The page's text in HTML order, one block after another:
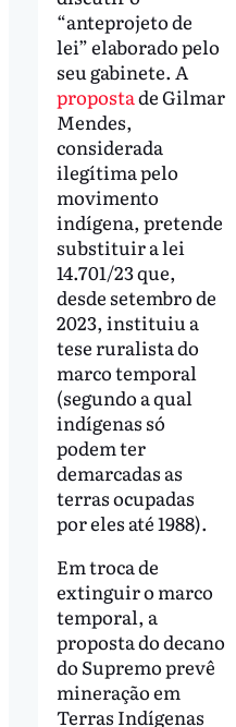
“anteprojeto de
lei” elaborado pelo
seu gabinete. A
propostade Gilmar
Mendes,
considerada
ilegítima pelo
movimento
indígena, pretende
substituir a lei
14.701/23 que,
desde setembro de
2023, instituiu a
tese ruralista do
marco temporal
(segundo a qual
indígenas só
podem ter
demarcadas as
terras ocupadas
por eles até 1988).
Em troca de
extinguir o marco
temporal, a
proposta do decano
do Supremo prevê
mineração em
Terras Indígenas